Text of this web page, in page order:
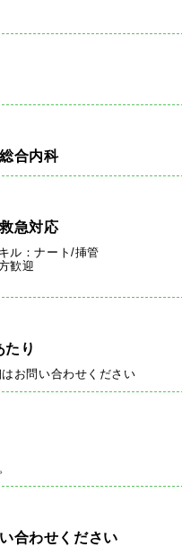
ザー紹介
い
アル
の平均年収
記事
合内科
急対応
ル：ナート/挿管
歓迎
たり
お問い合わせください
合わせください